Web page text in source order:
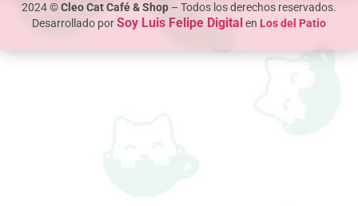
2024 ©Cleo Cat Café & Shop – Todos los derechos reservados.
Desarrollado porSoy Luis Felipe Digitalen Los del Patio